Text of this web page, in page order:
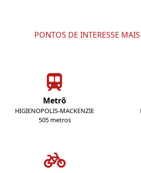
PONTOS DE INTERESSE
Metrô
HIGIENOPOLIS-MACKENZIE
505 metros